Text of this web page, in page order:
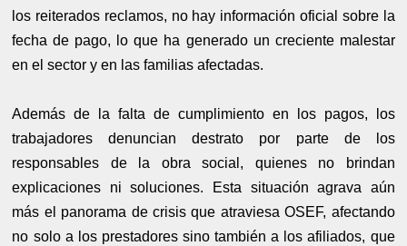
los reiterados reclamos, no hay información oficial sobre la
fecha de pago, lo que ha generado un creciente malestar
en el sector y en las familias afectadas.
Además de la falta de cumplimiento en los pagos, los
trabajadores denuncian destrato por parte de los
responsables de la obra social, quienes no brindan
explicaciones ni soluciones. Esta situación agrava aún
más el panorama de crisis que atraviesa OSEF, afectando
no solo a los prestadores sino también a los afiliados, que